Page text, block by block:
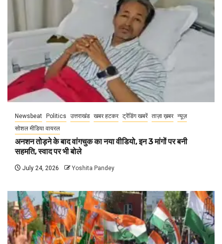
Newsbeat Politics उत्तराखंड खबर हटकर ट्रेंडिंग खबरें ताज़ा ख़बर न्यूज़
सोशल मीडिया वायरल
अनशन तोड़ने के बाद वांगचुक का नया वीडियो, इन 3 मांगों पर बनी
सहमति, स्वाद पर भी बोले
July 24, 2026 Yoshita Pandey